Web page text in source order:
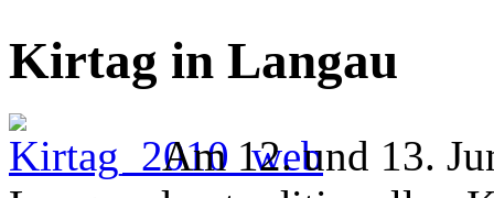
Kirtag in Langau
Am 12. und 13.